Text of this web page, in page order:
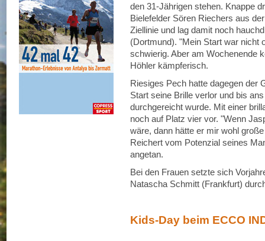
den 31-Jährigen stehen. Knappe
Bielefelder Sören Riechers aus
Ziellinie und lag damit noch
(Dortmund). "Mein Start war nicht
schwierig. Aber am Wochenende
Höhler kämpferisch.
Riesiges Pech hatte dagegen der
Start seine Brille verlor und bis
durchgereicht wurde. Mit einer
noch auf Platz vier vor. "Wenn
wäre, dann hätte er mir wohl
Reichert vom Potenzial seines
angetan.
Bei den Frauen setzte sich
Natascha Schmitt (Frankfurt)
Kids-Day beim ECCO